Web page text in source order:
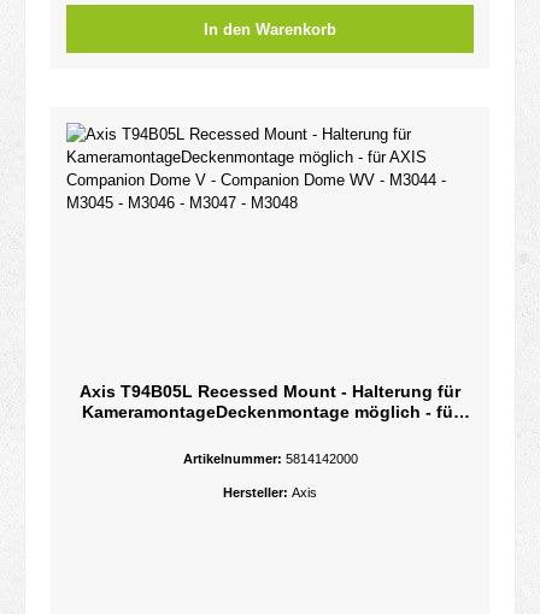
In den Warenkorb
Axis T94B05L Recessed Mount - Halterung für
KameramontageDeckenmontage möglich - für
- M3044 - M3045 - M3046 - M3047 - M3048
Artikelnummer: 5814142000
Hersteller: Axis